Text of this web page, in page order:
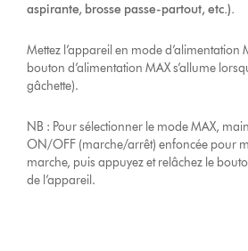
aspirante, brosse passe-partout, etc.).
Mettez l’appareil en mode d’alimentation
bouton d’alimentation MAX s’allume
gâchette).
NB : Pour sélectionner le mode MAX,
ON/OFF (marche/arrêt) enfoncée pour
marche, puis appuyez et relâchez le
de l’appareil.